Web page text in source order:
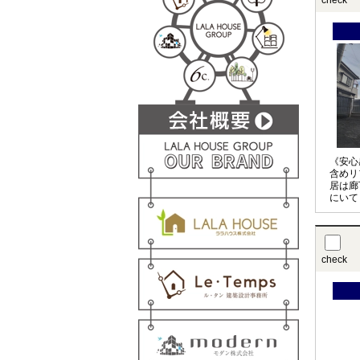
《安
含め
居は
にい
られ
☆彡
check